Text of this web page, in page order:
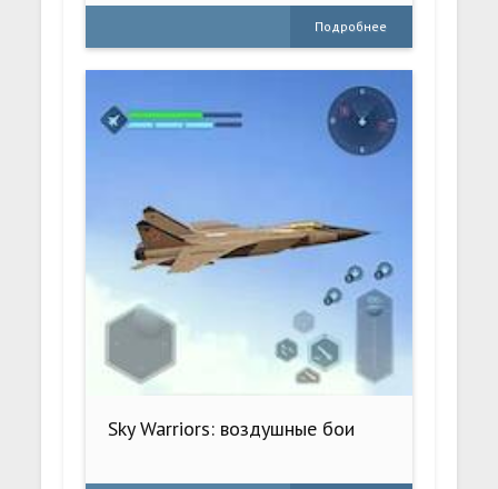
Подробнее
Sky Warriors: воздушные бои